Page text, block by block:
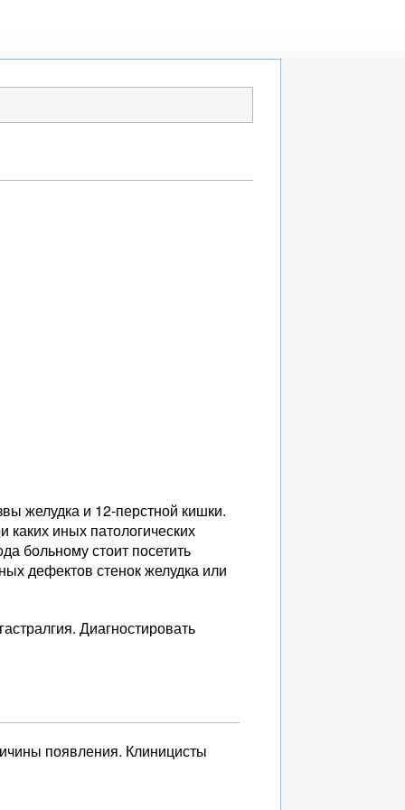
желудка и 12-перстной кишки.
каких иных патологических
больному стоит посетить
дефектов стенок желудка или
Диагностировать
появления. Клиницисты